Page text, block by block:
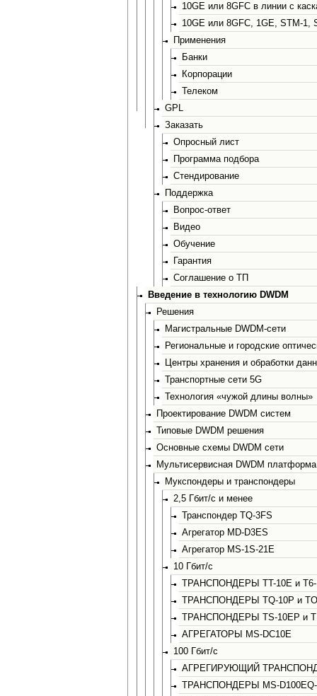
10GE или 8GFC в линии с
10GE или 8GFC, 1GE, STM-1,
Применения
Банки
Корпорации
Телеком
GPL
Заказать
Опросный лист
Программа подбора
Стендирование
Поддержка
Вопрос-ответ
Видео
Обучение
Гарантия
Соглашение о ТП
Введение в технологию DWDM
Решения
Магистральные DWDM-сети
Региональные и городские
Центры хранения и обработки
Транспортные сети 5G
Технология «чужой длины волны»
Проектирование DWDM систем
Типовые DWDM решения
Основные схемы DWDM сети
Мультисервисная DWDM
Мукспондеры и транспондеры
2,5 Гбит/с и менее
Транспондер TQ-3FS
Агрегатор MD-D3ES
Агрегатор MS-1S-21E
10 Гбит/с
ТРАНСПОНДЕРЫ TT-10E и T6-
ТРАНСПОНДЕРЫ ТQ-10P и
ТРАНСПОНДЕРЫ ТS-10EP и
АГРЕГАТОРЫ MS-DC10E
100 Гбит/с
АГРЕГИРУЮЩИЙ
ТРАНСПОНДЕРЫ MS-D100EQ-